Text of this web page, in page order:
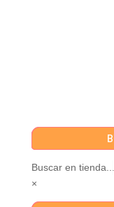
Buscar en tienda...
×